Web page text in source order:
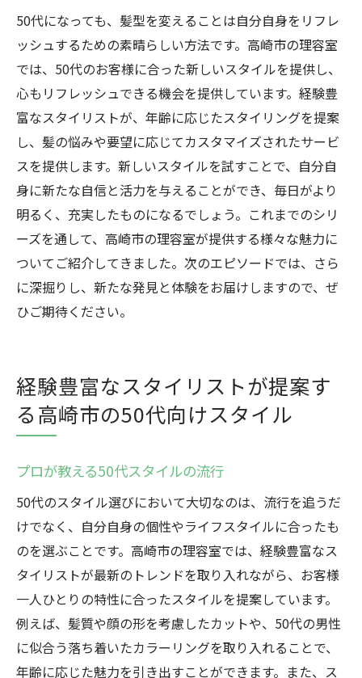
50代になっても、髪型を変えることは自分自身をリフレ
ッシュするための素晴らしい方法です。高崎市の理容室
では、50代のお客様に合った新しいスタイルを提供し、
心もリフレッシュできる機会を提供しています。経験豊
富なスタイリストが、年齢に応じたスタイリングを提案
し、髪の悩みや要望に応じてカスタマイズされたサービ
スを提供します。新しいスタイルを試すことで、自分自
身に新たな自信と活力を与えることができ、毎日がより
明るく、充実したものになるでしょう。これまでのシリ
ーズを通して、高崎市の理容室が提供する様々な魅力に
ついてご紹介してきました。次のエピソードでは、さら
に深掘りし、新たな発見と体験をお届けしますので、ぜ
ひご期待ください。
経験豊富なスタイリストが提案す
る高崎市の50代向けスタイル
プロが教える50代スタイルの流行
50代のスタイル選びにおいて大切なのは、流行を追うだ
けでなく、自分自身の個性やライフスタイルに合ったも
のを選ぶことです。高崎市の理容室では、経験豊富なス
タイリストが最新のトレンドを取り入れながら、お客様
一人ひとりの特性に合ったスタイルを提案しています。
例えば、髪質や顔の形を考慮したカットや、50代の男性
に似合う落ち着いたカラーリングを取り入れることで、
年齢に応じた魅力を引き出すことができます。また、ス